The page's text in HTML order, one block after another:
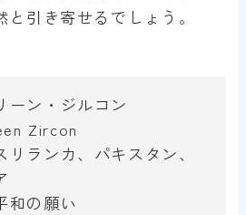
引き寄せるでしょう。
ーン・ジルコン
Zircon
リランカ、パキスタン、
和の願い